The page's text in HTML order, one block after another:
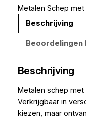
Metalen Schep
Beschrijving
Beoordelingen
Beschrijving
Metalen schep
Verkrijgbaar in
kiezen, maar